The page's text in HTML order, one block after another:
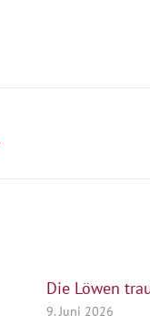
Die Löwen
9. Juni 2026